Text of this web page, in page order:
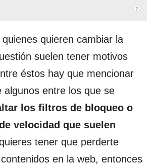
quieren cambiar la
suelen tener motivos
éstos hay que mencionar
algunos entre los que se
los filtros de bloqueo o
velocidad que suelen
tener que perderte
en la web, entonces